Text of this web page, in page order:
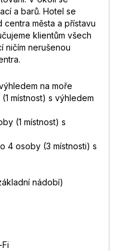
a barů. Hotel se
města a přístavu
klientům všech
ničím nerušenou
na moře
místnost) s výhledem
(1 místnost) s
4 osoby (3 místnosti) s
nádobí)